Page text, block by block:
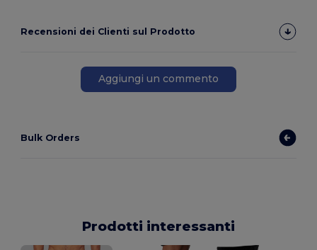
Recensioni dei Clienti sul Prodotto
Aggiungi un commento
Bulk Orders
Prodotti interessanti